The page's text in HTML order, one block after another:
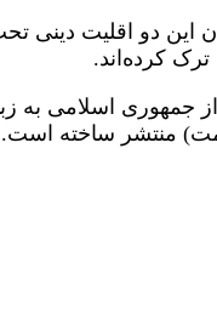
این دو اقلیت
کرده‌اند.